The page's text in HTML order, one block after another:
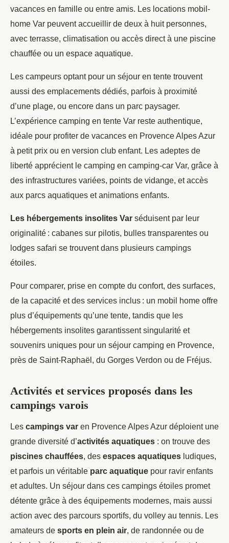
vacances en famille ou entre amis. Les locations mobil-
home Var peuvent accueillir de deux à huit personnes,
avec terrasse, climatisation ou accès direct à une piscine
chauffée ou un espace aquatique.
Les campeurs optant pour un séjour en tente trouvent
aussi des emplacements dédiés, parfois à proximité
d’une plage, ou encore dans un parc paysager.
L’expérience camping en tente Var reste authentique,
idéale pour profiter de vacances en Provence Alpes Azur
à petit prix ou en version club enfant. Les adeptes de
liberté apprécient le camping en camping-car Var, grâce à
des infrastructures variées, points de vidange, et accès
aux parcs aquatiques et animations enfants.
Les hébergements insolites Var séduisent par leur
originalité : cabanes sur pilotis, bulles transparentes ou
lodges safari se trouvent dans plusieurs campings
étoiles.
Pour comparer, prise en compte du confort, des surfaces,
de la capacité et des services inclus : un mobil home offre
plus d’équipements qu’une tente, tandis que les
hébergements insolites garantissent singularité et
souvenirs uniques pour un séjour camping en Provence,
près de Saint-Raphaël, du Gorges Verdon ou de Fréjus.
Activités et services proposés dans les
campings varois
Les campings var en Provence Alpes Azur déploient une
grande diversité d’activités aquatiques : on trouve des
piscines chauffées, des espaces aquatiques ludiques,
et parfois un véritable parc aquatique pour ravir enfants
et adultes. Un séjour dans ces campings étoiles promet
détente grâce à des équipements modernes, mais aussi
action avec des parcours sportifs, du volley au tennis. Les
amateurs de sports en plein air, de randonnée ou de